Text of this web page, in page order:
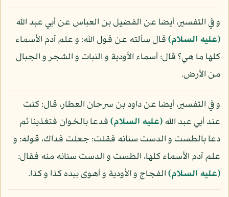
و في التفسير، أيضا عن الفضيل بن العباس عن أبي عبد الله
(عليه السلام)قال سألته عن قول الله: و علم آدم الأسماء
كلها ما هي؟ قال: أسماء الأودية و النبات و الشجر و الجبال
من الأرض.
و في التفسير، أيضا عن داود بن سرحان العطار، قال: كنت
عند أبي عبد الله(عليه السلام)فدعا بالخوان فتغذينا ثم
دعا بالطست و الدست سنانه فقلت: جعلت فداك، قوله: و
علم آدم الأسماء كلها، الطست و الدست سنانه منه فقال:
(عليه السلام)الفجاج و الأودية و أهوى بيده كذا و كذا.